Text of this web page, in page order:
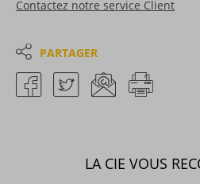
Contactez notre service Client
PARTAGER
LA CIE VOUS